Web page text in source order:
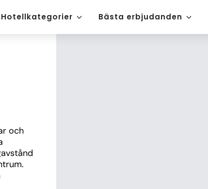
Hotellkategorier Bästa erbjudanden
och